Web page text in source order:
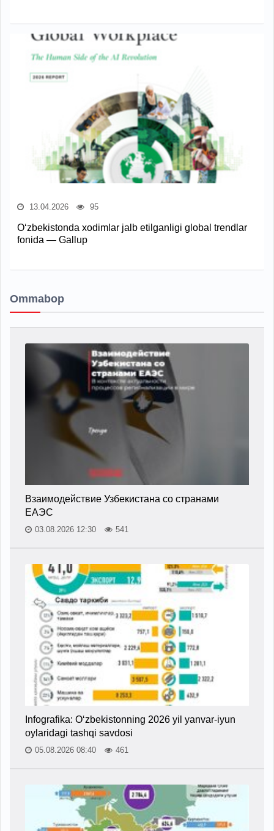
13.04.2026 95
O‘zbekistonda xodimlar jalb etilganligi global trendlar
fonida — Gallup
Ommabop
Взаимодействие Узбекистана со странами
ЕАЭС
03.08.2026 12:30 541
Infografika: O‘zbekistonning 2026 yil yanvar-iyun
oylaridagi tashqi savdosi
05.08.2026 08:40 461